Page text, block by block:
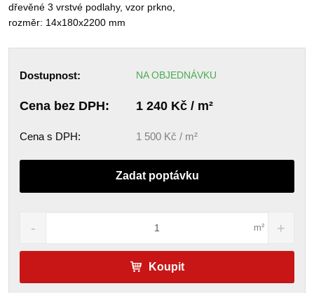
dřevěné 3 vrstvé podlahy, vzor prkno,
rozměr: 14x180x2200 mm
Dostupnost: NA OBJEDNÁVKU
1 240 Kč / m²
Cena bez DPH:
1 500 Kč / m²
Cena s DPH:
Zadat poptávku
m²
Koupit